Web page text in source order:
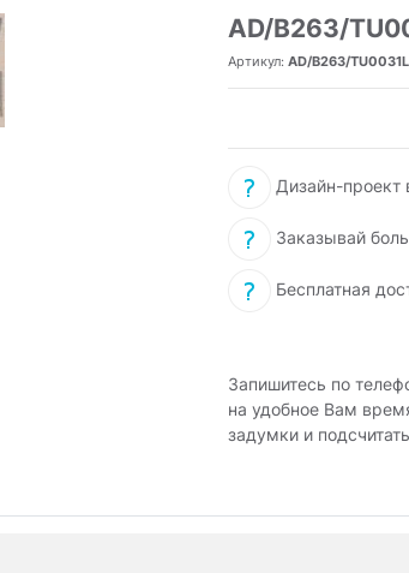
AD/B263/
Артикул: AD/B263/TU0031L
Дизайн-проект
Заказывай
Бесплатная
Запишитесь по
на удобное Вам
задумки и